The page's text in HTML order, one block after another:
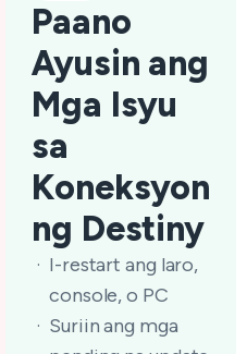
Paano
Ayusin ang
Mga Isyu
sa
Koneksyon
ng Destiny
I-restart ang laro,
console, o PC
Suriin ang mga